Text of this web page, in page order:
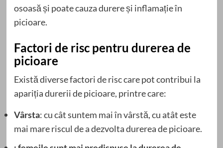
osoasă și poate cauza durere și inflamație în
picioare.
Factori de risc pentru durerea de
picioare
Există diverse factori de risc care pot contribui la
apariția durerii de picioare, printre care:
Vârsta: cu cât suntem mai în vârstă, cu atât este
mai mare riscul de a dezvolta durerea de picioare.